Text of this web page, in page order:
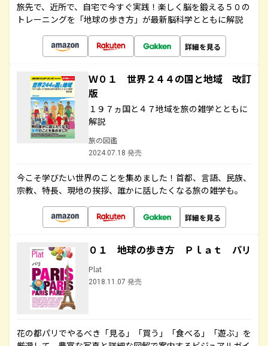
旅先で、近所で、自宅で今すぐ実践！楽しく脳を鍛える５０の
トレーニングを「地球の歩き方」が最新脳科学とともに解説
詳細を見る
Ｗ０１ 世界２４４の国と地域 改訂
版
１９７ヵ国と４７地域を旅の雑学とともに
解説
旅の図鑑
2024.07.18 発売
今こそ学びたい世界のことを集めました！首都、言語、民族、
宗教、特長、現地の挨拶、誰かに話したくなる旅の雑学も。
詳細を見る
０１ 地球の歩き方 Ｐｌａｔ パリ
Plat
2018.11.07 発売
花の都パリでやるべき「見る」「買う」「食べる」「遊ぶ」を